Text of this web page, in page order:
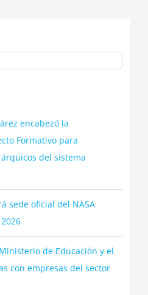
encabezó la
Formativo para
del sistema
sede oficial del NASA
de Educación y el
con empresas del sector